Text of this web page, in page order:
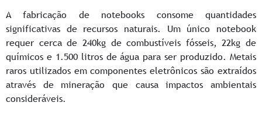
A fabricação de notebooks consome quantidades
significativas de recursos naturais. Um único notebook
requer cerca de 240kg de combustíveis fósseis, 22kg de
químicos e 1.500 litros de água para ser produzido. Metais
raros utilizados em componentes eletrônicos são extraídos
através de mineração que causa impactos ambientais
consideráveis.